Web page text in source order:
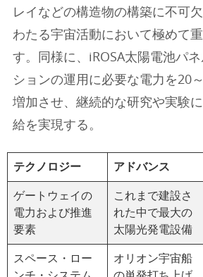
レイなどの構造物の構築に不可
わたる宇宙活動において極めて
す。同様に、iROSA太陽電池パ
ションの運用に必要な電力を20
増加させ、継続的な研究や実験
給を実現する。
テクノロジー アドバンス
ゲートウェイの
電力および推進
要素
これまで建設さ
れた中で最大の
太陽光発電設備
スペース・ロー
オリオン宇宙船